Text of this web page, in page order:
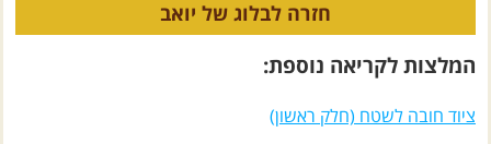
חזרה לבלוג של יואב
המלצות לקריאה נוספת:
ציוד חובה לשטח (חלק ראשון)